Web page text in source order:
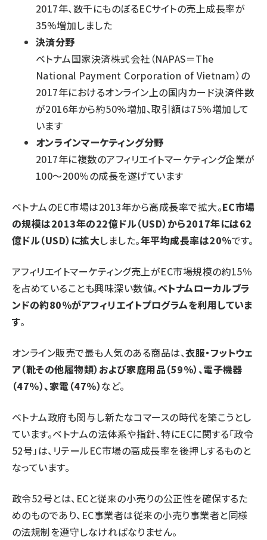
2017年、数千にものぼるECサイトの売上成長率が
35%増加しました
決済分野
ベトナム国家決済株式会社（NAPAS＝The
National Payment Corporation of Vietnam）の
2017年におけるオンライン上の国内カード決済件数
が2016年から約50%増加、取引額は75％増加して
います
オンラインマーケティング分野
2017年に複数のアフィリエイトマーケティング企業が
100～200％の成長を遂げています
ベトナムのEC市場は2013年から高成長率で拡大。EC市場
の規模は2013年の22億ドル（USD）から2017年には62
億ドル（USD）に拡大しました。年平均成長率は20％です。
アフィリエイトマーケティング売上がEC市場規模の約15％
を占めていることも興味深い数値。ベトナムローカルブラ
ンドの約80％がアフィリエイトプログラムを利用していま
す。
オンライン販売で最も人気のある商品は、衣服・フットウェ
ア（靴その他履物類）および家庭用品（59％）、電子機器
（47％）、家電（47％）など。
ベトナム政府も関与し新たなコマースの時代を築こうとし
ています。ベトナムの法体系や指針、特にECに関する「政令
52号」は、リテールEC市場の高成長率を後押しするものと
なっています。
政令52号とは、ECと従来の小売りの公正性を確保するた
めのものであり、EC事業者は従来の小売り事業者と同様
の法規制を遵守しなければなりません。